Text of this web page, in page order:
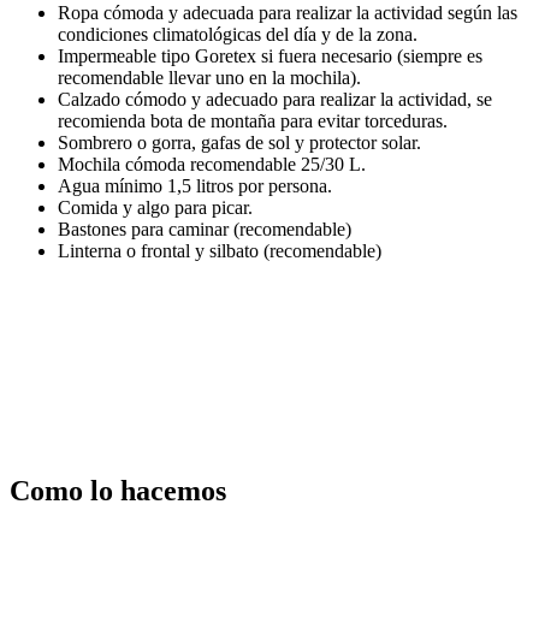
Ropa cómoda y adecuada para realizar la actividad según las
condiciones climatológicas del día y de la zona.
Impermeable tipo Goretex si fuera necesario (siempre es
recomendable llevar uno en la mochila).
Calzado cómodo y adecuado para realizar la actividad, se
recomienda bota de montaña para evitar torceduras.
Sombrero o gorra, gafas de sol y protector solar.
Mochila cómoda recomendable 25/30 L.
Agua mínimo 1,5 litros por persona.
Comida y algo para picar.
Bastones para caminar (recomendable)
Linterna o frontal y silbato (recomendable)
Como lo hacemos